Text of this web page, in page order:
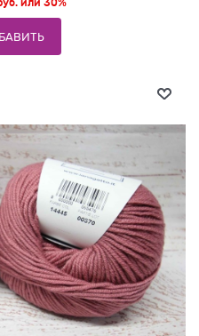
или 30%